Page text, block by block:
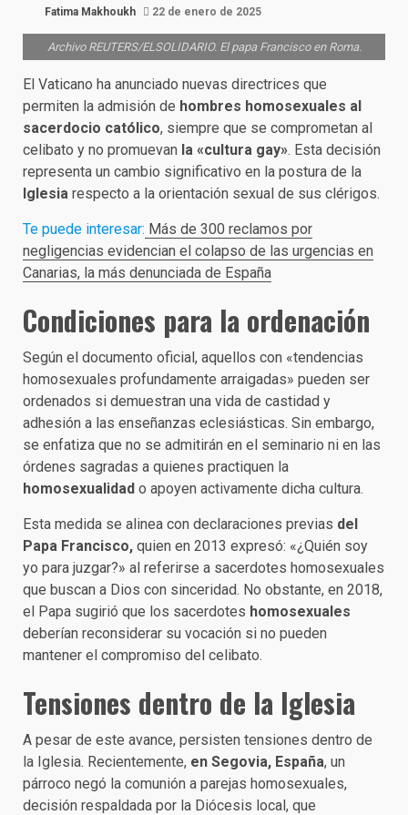
Fatima Makhoukh 22 de enero de 2025
Archivo REUTERS/ELSOLIDARIO. El papa Francisco en Roma.
El Vaticano ha anunciado nuevas directrices que
permiten la admisión de hombres homosexuales al
sacerdocio católico, siempre que se comprometan al
celibato y no promuevan la «cultura gay». Esta decisión
representa un cambio significativo en la postura de la
Iglesia respecto a la orientación sexual de sus clérigos.
Te puede interesar: Más de 300 reclamos por
negligencias evidencian el colapso de las urgencias en
Canarias, la más denunciada de España
Condiciones para la ordenación
Según el documento oficial, aquellos con «tendencias
homosexuales profundamente arraigadas» pueden ser
ordenados si demuestran una vida de castidad y
adhesión a las enseñanzas eclesiásticas. Sin embargo,
se enfatiza que no se admitirán en el seminario ni en las
órdenes sagradas a quienes practiquen la
homosexualidad o apoyen activamente dicha cultura.
Esta medida se alinea con declaraciones previas del
Papa Francisco, quien en 2013 expresó: «¿Quién soy
yo para juzgar?» al referirse a sacerdotes homosexuales
que buscan a Dios con sinceridad. No obstante, en 2018,
el Papa sugirió que los sacerdotes homosexuales
deberían reconsiderar su vocación si no pueden
mantener el compromiso del celibato.
Tensiones dentro de la Iglesia
A pesar de este avance, persisten tensiones dentro de
la Iglesia. Recientemente, en Segovia, España, un
párroco negó la comunión a parejas homosexuales,
decisión respaldada por la Diócesis local, que